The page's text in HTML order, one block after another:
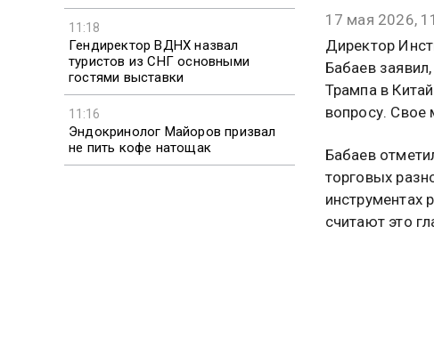
11:18
Гендиректор ВДНХ назвал
туристов из СНГ основными
гостями выставки
11:16
Эндокринолог Майоров призвал
не пить кофе натощак
17 мая 2026,
Директор
Бабаев
Трампа в
вопросу. Свое
Бабаев
торговых
инструментах
считают это